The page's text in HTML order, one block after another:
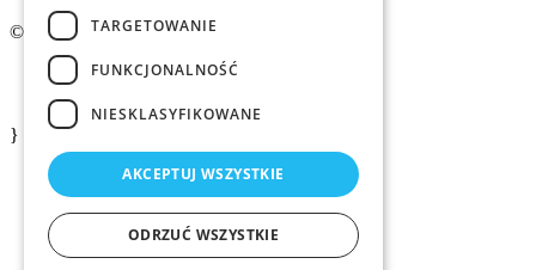
© 2026 ZMiD.org.pl
Regulamin
Polityka prywatności ZMID
}
TARGETOWANIE
FUNKCJONALNOŚĆ
NIESKLASYFIKOWANE
AKCEPTUJ WSZYSTKIE
ODRZUĆ WSZYSTKIE